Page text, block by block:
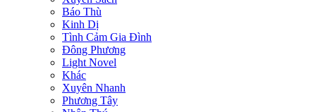
Báo Thù
Kinh Dị
Tình Cảm Gia Đình
Đông Phương
Light Novel
Khác
Xuyên Nhanh
Phương Tây